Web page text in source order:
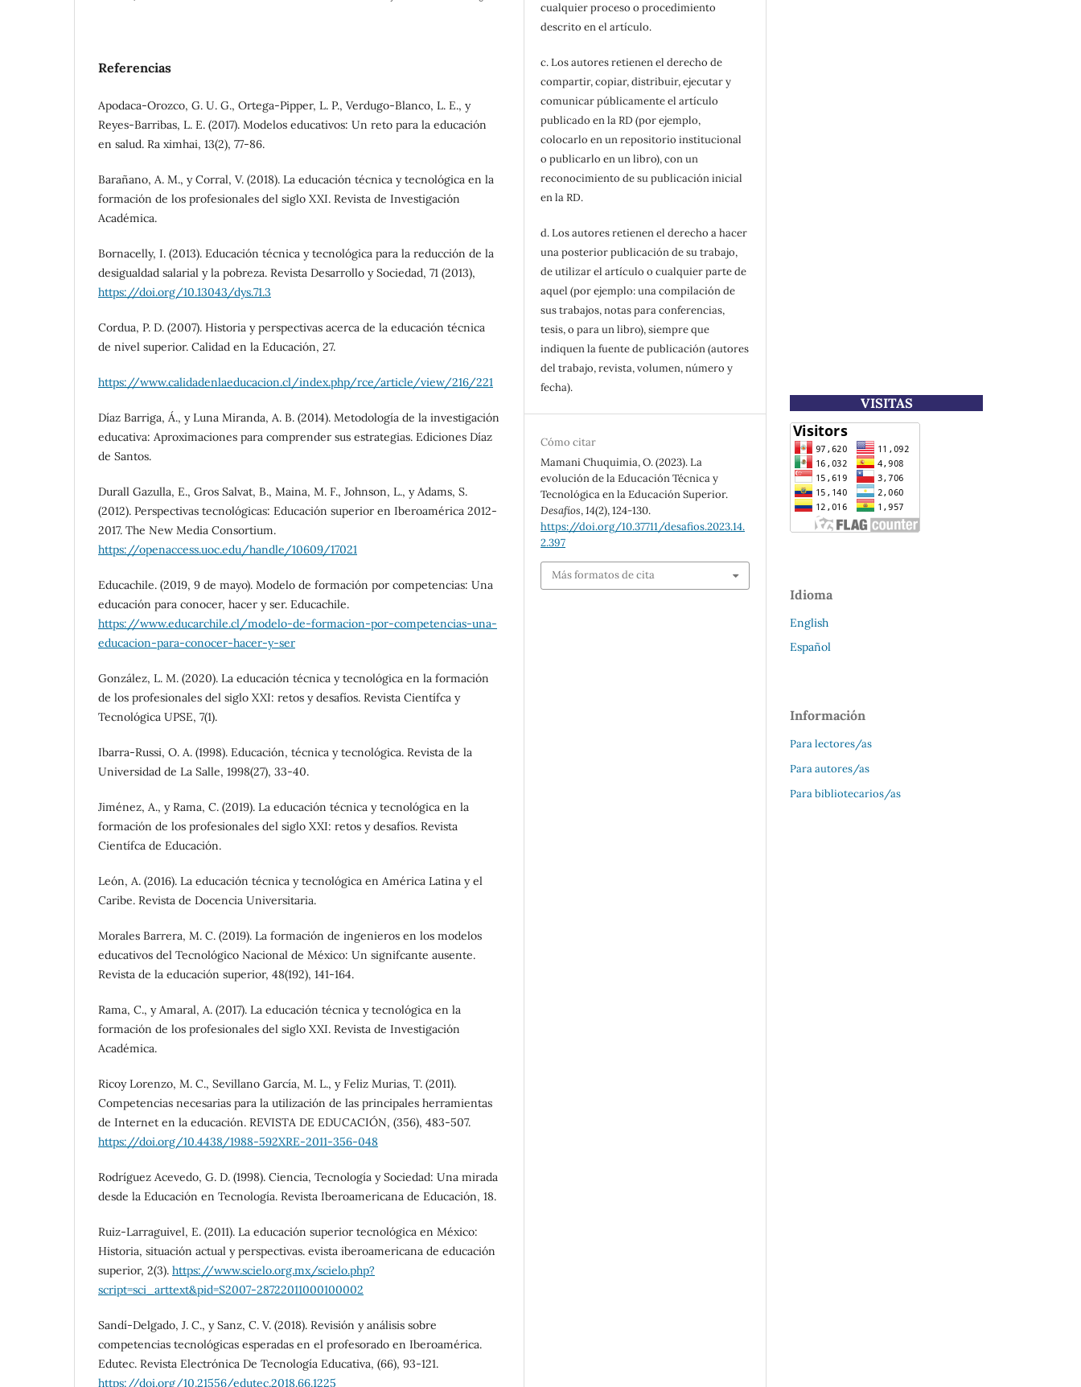
Referencias
Apodaca-Orozco, G. U. G., Ortega-Pipper, L. P., Verdugo-Blanco, L. E., y
Reyes-Barribas, L. E. (2017). Modelos educativos: Un reto para la educación
en salud. Ra ximhai, 13(2), 77-86.
Barañano, A. M., y Corral, V. (2018). La educación técnica y tecnológica en la
formación de los profesionales del siglo XXI. Revista de Investigación
Académica.
Bornacelly, I. (2013). Educación técnica y tecnológica para la reducción de la
desigualdad salarial y la pobreza. Revista Desarrollo y Sociedad, 71 (2013),
https://doi.org/10.13043/dys.71.3
Cordua, P. D. (2007). Historia y perspectivas acerca de la educación técnica
de nivel superior. Calidad en la Educación, 27.
https://www.calidadenlaeducacion.cl/index.php/rce/article/view/216/221
Díaz Barriga, Á., y Luna Miranda, A. B. (2014). Metodología de la investigación
educativa: Aproximaciones para comprender sus estrategias. Ediciones Díaz
de Santos.
Durall Gazulla, E., Gros Salvat, B., Maina, M. F., Johnson, L., y Adams, S.
(2012). Perspectivas tecnológicas: Educación superior en Iberoamérica 2012-
2017. The New Media Consortium.
https://openaccess.uoc.edu/handle/10609/17021
Educachile. (2019, 9 de mayo). Modelo de formación por competencias: Una
educación para conocer, hacer y ser. Educachile.
https://www.educarchile.cl/modelo-de-formacion-por-competencias-una-
educacion-para-conocer-hacer-y-ser
González, L. M. (2020). La educación técnica y tecnológica en la formación
de los profesionales del siglo XXI: retos y desafíos. Revista Científca y
Tecnológica UPSE, 7(1).
Ibarra-Russi, O. A. (1998). Educación, técnica y tecnológica. Revista de la
Universidad de La Salle, 1998(27), 33-40.
Jiménez, A., y Rama, C. (2019). La educación técnica y tecnológica en la
formación de los profesionales del siglo XXI: retos y desafíos. Revista
Científca de Educación.
León, A. (2016). La educación técnica y tecnológica en América Latina y el
Caribe. Revista de Docencia Universitaria.
Morales Barrera, M. C. (2019). La formación de ingenieros en los modelos
educativos del Tecnológico Nacional de México: Un signifcante ausente.
Revista de la educación superior, 48(192), 141-164.
Rama, C., y Amaral, A. (2017). La educación técnica y tecnológica en la
formación de los profesionales del siglo XXI. Revista de Investigación
Académica.
Ricoy Lorenzo, M. C., Sevillano García, M. L., y Feliz Murias, T. (2011).
Competencias necesarias para la utilización de las principales herramientas
de Internet en la educación. REVISTA DE EDUCACIÓN, (356), 483-507.
https://doi.org/10.4438/1988-592XRE-2011-356-048
Rodríguez Acevedo, G. D. (1998). Ciencia, Tecnología y Sociedad: Una mirada
desde la Educación en Tecnología. Revista Iberoamericana de Educación, 18.
Ruiz-Larraguivel, E. (2011). La educación superior tecnológica en México:
Historia, situación actual y perspectivas. evista iberoamericana de educación
superior, 2(3). https://www.scielo.org.mx/scielo.php?
script=sci_arttext&pid=S2007-28722011000100002
Sandí-Delgado, J. C., y Sanz, C. V. (2018). Revisión y análisis sobre
competencias tecnológicas esperadas en el profesorado en Iberoamérica.
Edutec. Revista Electrónica De Tecnología Educativa, (66), 93-121.
https://doi.org/10.21556/edutec.2018.66.1225
cualquier proceso o procedimiento
descrito en el artículo.
c. Los autores retienen el derecho de
compartir, copiar, distribuir, ejecutar y
comunicar públicamente el artículo
publicado en la RD (por ejemplo,
colocarlo en un repositorio institucional
o publicarlo en un libro), con un
reconocimiento de su publicación inicial
en la RD.
d. Los autores retienen el derecho a hacer
una posterior publicación de su trabajo,
de utilizar el artículo o cualquier parte de
aquel (por ejemplo: una compilación de
sus trabajos, notas para conferencias,
tesis, o para un libro), siempre que
indiquen la fuente de publicación (autores
del trabajo, revista, volumen, número y
fecha).
Cómo citar
Mamani Chuquimia, O. (2023). La
evolución de la Educación Técnica y
Tecnológica en la Educación Superior.
Desafíos,14(2), 124-130.
https://doi.org/10.37711/desafios.2023.14.
2.397
Más formatos de cita
VISITAS
Idioma
English
Español
Información
Para lectores/as
Para autores/as
Para bibliotecarios/as